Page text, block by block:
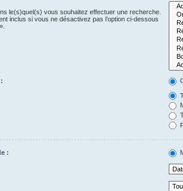
le(s)quel(s) vous souhaitez effectuer une recherche.
inclus si vous ne désactivez pas l’option ci-dessous
: